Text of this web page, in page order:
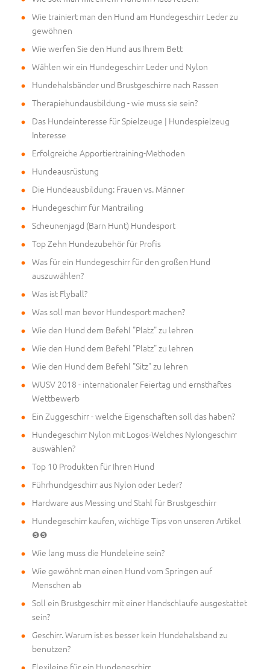
Wie trainiert man den Hund am Hundegeschirr Leder zu
gewöhnen
Wie werfen Sie den Hund aus Ihrem Bett
Wählen wir ein Hundegeschirr Leder und Nylon
Hundehalsbänder und Brustgeschirre nach Rassen
Therapiehundausbildung - wie muss sie sein?
Das Hundeinteresse für Spielzeuge | Hundespielzeug
Interesse
Erfolgreiche Apportiertraining-Methoden
Hundeausrüstung
Die Hundeausbildung: Frauen vs. Männer
Hundegeschirr für Mantrailing
Scheunenjagd (Barn Hunt) Hundesport
Top Zehn Hundezubehör für Profis
Was für ein Hundegeschirr für den großen Hund
auszuwählen?
Was ist Flyball?
Was soll man bevor Hundesport machen?
Wie den Hund dem Befehl "Platz" zu lehren
Wie den Hund dem Befehl "Platz" zu lehren
Wie den Hund dem Befehl "Sitz" zu lehren
WUSV 2018 - internationaler Feiertag und ernsthaftes
Wettbewerb
Ein Zuggeschirr - welche Eigenschaften soll das haben?
Hundegeschirr Nylon mit Logos-Welches Nylongeschirr
auswählen?
Top 10 Produkten für Ihren Hund
Führhundgeschirr aus Nylon oder Leder?
Hardware aus Messing und Stahl für Brustgeschirr
Hundegeschirr kaufen, wichtige Tips von unseren Artikel
❺❺
Wie lang muss die Hundeleine sein?
Wie gewöhnt man einen Hund vom Springen auf
Menschen ab
Soll ein Brustgeschirr mit einer Handschlaufe ausgestattet
sein?
Geschirr. Warum ist es besser kein Hundehalsband zu
benutzen?
Flexileine für ein Hundegeschirr